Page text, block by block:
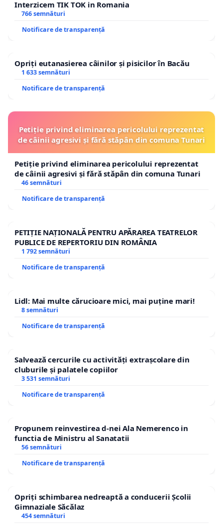
Interzicem TIK TOK in Romania
766 semnături
Notificare de transparență
Opriți eutanasierea câinilor și pisicilor în Bacău
1 633 semnături
Notificare de transparență
Petiție privind eliminarea pericolului reprezentat
de câinii agresivi și fără stăpân din comuna Tunari
Petiție privind eliminarea pericolului reprezentat
de câinii agresivi și fără stăpân din comuna Tunari
46 semnături
Notificare de transparență
PETIȚIE NAȚIONALĂ PENTRU APĂRAREA TEATRELOR
PUBLICE DE REPERTORIU DIN ROMÂNIA
1 792 semnături
Notificare de transparență
Lidl: Mai multe cărucioare mici, mai puține mari!
8 semnături
Notificare de transparență
Salvează cercurile cu activități extrașcolare din
cluburile și palatele copiilor
3 531 semnături
Notificare de transparență
Propunem reinvestirea d-nei Ala Nemerenco in
functia de Ministru al Sanatatii
56 semnături
Notificare de transparență
Opriți schimbarea nedreaptă a conducerii Școlii
Gimnaziale Săcălaz
454 semnături